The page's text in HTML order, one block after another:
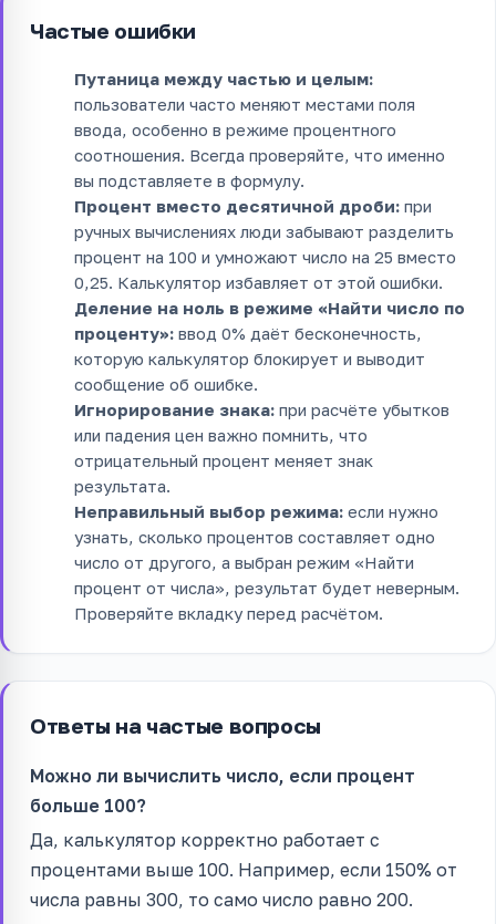
Частые ошибки
Путаница между частью и целым:
пользователи часто меняют местами поля
ввода, особенно в режиме процентного
соотношения. Всегда проверяйте, что именно
вы подставляете в формулу.
Процент вместо десятичной дроби: при
ручных вычислениях люди забывают разделить
процент на 100 и умножают число на 25 вместо
0,25. Калькулятор избавляет от этой ошибки.
Деление на ноль в режиме «Найти число по
проценту»: ввод 0% даёт бесконечность,
которую калькулятор блокирует и выводит
сообщение об ошибке.
Игнорирование знака: при расчёте убытков
или падения цен важно помнить, что
отрицательный процент меняет знак
результата.
Неправильный выбор режима: если нужно
узнать, сколько процентов составляет одно
число от другого, а выбран режим «Найти
процент от числа», результат будет неверным.
Проверяйте вкладку перед расчётом.
Ответы на частые вопросы
Можно ли вычислить число, если процент
больше 100?
Да, калькулятор корректно работает с
процентами выше 100. Например, если 150% от
числа равны 300, то само число равно 200.